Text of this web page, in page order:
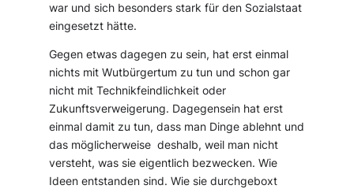
war und sich besonders stark für den Sozialstaat
eingesetzt hätte.
Gegen etwas dagegen zu sein, hat erst einmal
nichts mit Wutbürgertum zu tun und schon gar
nicht mit Technikfeindlichkeit oder
Zukunftsverweigerung. Dagegensein hat erst
einmal damit zu tun, dass man Dinge ablehnt und
das möglicherweise deshalb, weil man nicht
versteht, was sie eigentlich bezwecken. Wie
Ideen entstanden sind. Wie sie durchgeboxt